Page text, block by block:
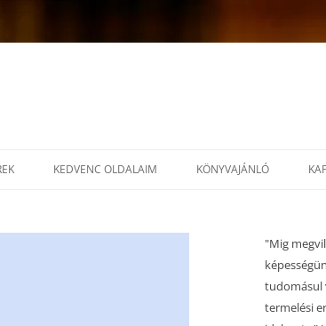
KEDVENC OLDALAIM KÖNYVAJÁNLÓ
"Mig
tudomásul
termelési